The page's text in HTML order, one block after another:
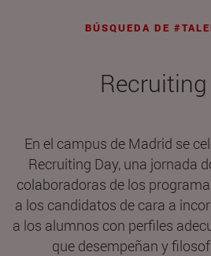
BÚSQUEDA DE
En el campus de Madrid se
Recruiting Day, una jornada
colaboradoras de los
a los candidatos de cara a
a los alumnos con perfiles
que desempeñan y